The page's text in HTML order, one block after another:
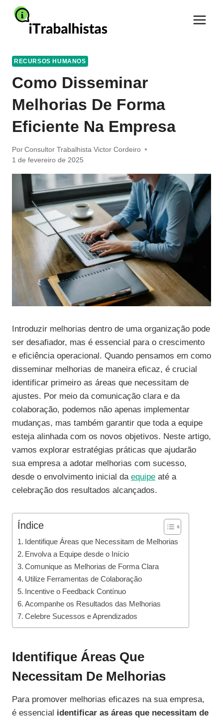
Pular
para
RECURSOS HUMANOS
Como Disseminar
Melhorias De Forma
Eficiente Na Empresa
Por Consultor Trabalhista Victor Cordeiro
1 de fevereiro de 2025
Introduzir melhorias dentro de uma organização pode
ser desafiador, mas é essencial para o crescimento
e eficiência operacional. Quando pensamos em como
disseminar melhorias de maneira eficaz, é crucial
identificar primeiro as áreas que necessitam de
ajustes. Por meio da comunicação clara e da
colaboração, podemos não apenas implementar
mudanças, mas também garantir que toda a equipe
esteja alinhada com os novos objetivos. Neste artigo,
vamos explorar estratégias práticas que ajudarão
sua empresa a adotar melhorias com sucesso,
desde o envolvimento inicial da equipe até a
celebração dos resultados alcançados.
Índice
Identifique Áreas que Necessitam de Melhorias
Envolva a Equipe desde o Início
Comunique as Melhorias de Forma Clara
Utilize Ferramentas de Colaboração
Incentive o Feedback Contínuo
Acompanhe os Resultados das Melhorias
Celebre Sucessos e Aprendizados
Identifique Áreas Que
Necessitam De Melhorias
Para promover melhorias eficazes na sua empresa,
é essencial identificar as áreas que necessitam de